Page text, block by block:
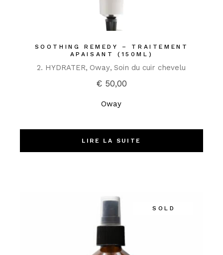
SOOTHING REMEDY – TRAITEMENT
APAISANT (150ML)
2. HYDRATER Oway Soin du cuir chevelu
€50,00
Oway
LIRE LA SUITE
SOLD